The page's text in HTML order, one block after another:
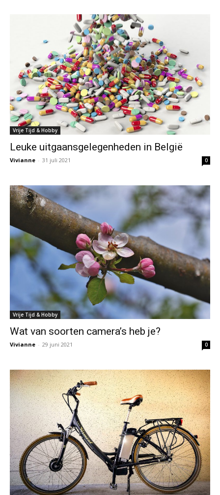
Vrije Tijd & Hobby
Leuke uitgaansgelegenheden in België
Vivianne - 31 juli 2021 0
Vrije Tijd & Hobby
Wat van soorten camera’s heb je?
Vivianne - 29 juni 2021 0